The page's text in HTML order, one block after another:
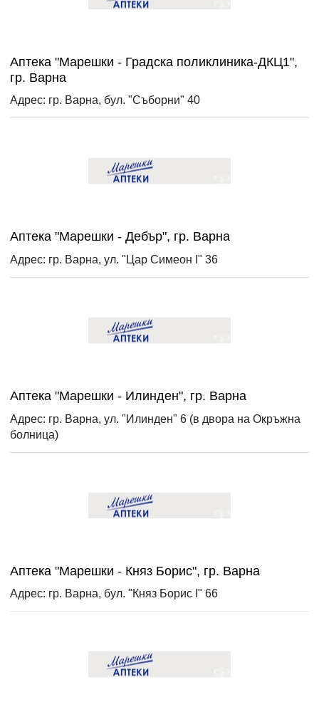
Аптека "Марешки - Градска поликлиника-ДКЦ1",
гр. Варна
Адрес: гр. Варна, бул. "Съборни" 40
Аптека "Марешки - Дебър", гр. Варна
Адрес: гр. Варна, ул. "Цар Симеон I" 36
Аптека "Марешки - Илинден", гр. Варна
Адрес: гр. Варна, ул. "Илинден" 6 (в двора на Окръжна
болница)
Аптека "Марешки - Княз Борис", гр. Варна
Адрес: гр. Варна, бул. "Княз Борис I" 66